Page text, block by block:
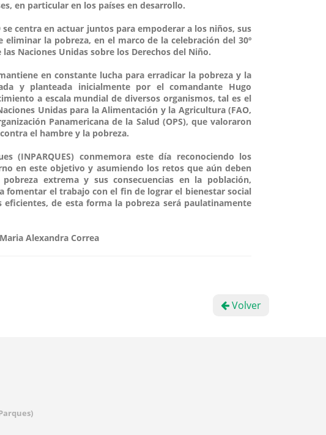
en particular en los países en desarrollo.
se centra en actuar juntos para empoderar a los niños, sus
la pobreza, en el marco de la celebración del 30º
Naciones Unidas sobre los Derechos del Niño.
en constante lucha para erradicar la pobreza y la
y planteada inicialmente por el comandante Hugo
a escala mundial de diversos organismos, tal es el
Unidas para la Alimentación y la Agricultura (FAO,
Panamericana de la Salud (OPS), que valoraron
el hambre y la pobreza.
(INPARQUES) conmemora este día reconociendo los
en este objetivo y asumiendo los retos que aún deben
extrema y sus consecuencias en la población,
fomentar el trabajo con el fin de lograr el bienestar social
eficientes, de esta forma la pobreza será paulatinamente
Alexandra Correa
Volver